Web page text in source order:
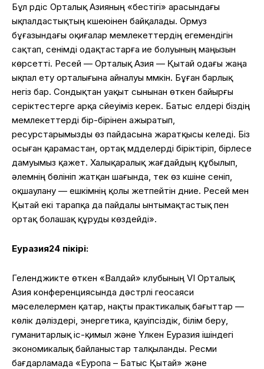
Бұл үрдіс Орталық Азияның «бестігі» арасындағы
ықпалдастықтың күшеюінен байқалады. Ормуз
бұғазындағы оқиғалар мемлекеттердің егемендігін
сақтап, сенімді одақтастарға ие болуының маңызын
көрсетті. Ресей — Орталық Азия — Қытай одағы жаңа
ықпал ету орталығына айналуы мүмкін. Бұған барлық
негіз бар. Сондықтан уақыт сынынан өткен байырғы
серіктестерге арқа сүйеуіміз керек. Батыс елдері біздің
мемлекеттерді бір-бірінен ажыратып,
ресурстарымызды өз пайдасына жаратқысы келеді. Біз
осыған қарамастан, ортақ мүдделерді біріктіріп, бірлесе
дамуымыз қажет. Халықаралық жағдайдың құбылып,
әлемнің бөлініп жатқан шағында, тек өз күшіне сеніп,
оқшаулану — ешкімнің қолы жетпейтін дүние. Ресей мен
Қытай екі тарапқа да пайдалы ынтымақтастық пен
ортақ болашақ құруды көздейді».
Еуразия24 пікірі:
Геленджикте өткен «Валдай» клубының VI Орталық
Азия конференциясында дәстүрлі геосаяси
мәселелермен қатар, нақты практикалық бағыттар —
көлік дәліздері, энергетика, қауіпсіздік, білім беру,
гуманитарлық іс-қимыл және Үлкен Еуразия ішіндегі
экономикалық байланыстар талқыланды. Ресми
бағдарламада «Еуропа – Батыс Қытай» және